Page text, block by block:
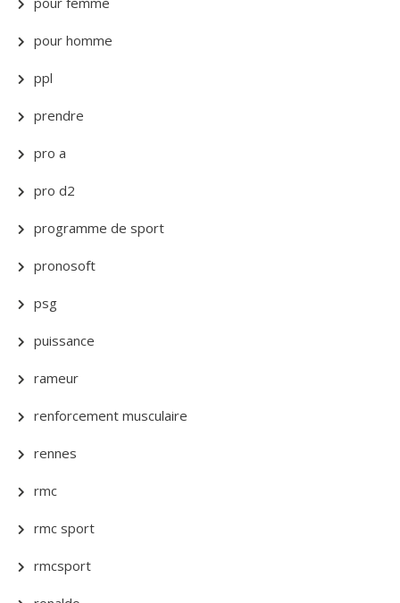
pour homme
ppl
prendre
pro a
pro d2
programme de sport
pronosoft
psg
puissance
rameur
renforcement musculaire
rennes
rmc
rmc sport
rmcsport